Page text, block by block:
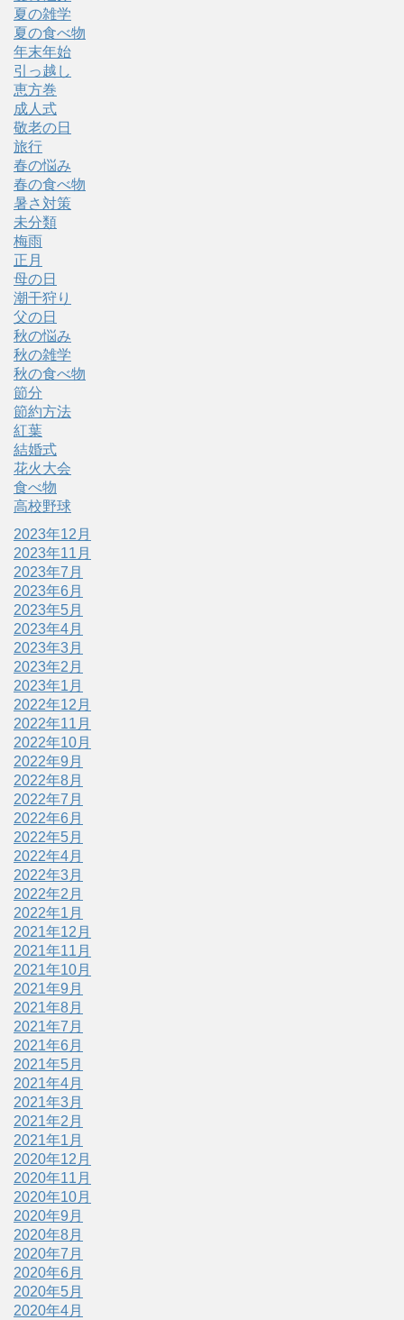
夏の雑学
夏の食べ物
年末年始
引っ越し
恵方巻
成人式
敬老の日
旅行
春の悩み
春の食べ物
暑さ対策
未分類
梅雨
正月
母の日
潮干狩り
父の日
秋の悩み
秋の雑学
秋の食べ物
節分
節約方法
紅葉
結婚式
花火大会
食べ物
高校野球
2023年12月
2023年11月
2023年7月
2023年6月
2023年5月
2023年4月
2023年3月
2023年2月
2023年1月
2022年12月
2022年11月
2022年10月
2022年9月
2022年8月
2022年7月
2022年6月
2022年5月
2022年4月
2022年3月
2022年2月
2022年1月
2021年12月
2021年11月
2021年10月
2021年9月
2021年8月
2021年7月
2021年6月
2021年5月
2021年4月
2021年3月
2021年2月
2021年1月
2020年12月
2020年11月
2020年10月
2020年9月
2020年8月
2020年7月
2020年6月
2020年5月
2020年4月